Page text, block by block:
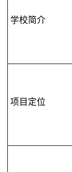
学校简介
项目定位